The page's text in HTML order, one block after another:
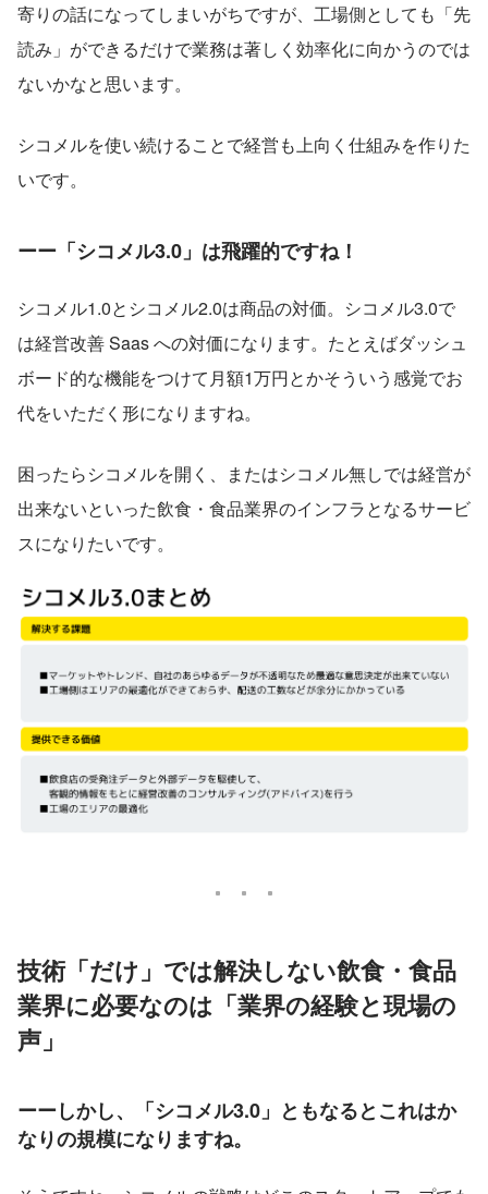
寄りの話になってしまいがちですが、工場側としても「先
読み」ができるだけで業務は著しく効率化に向かうのでは
ないかなと思います。
シコメルを使い続けることで経営も上向く仕組みを作りた
いです。
ーー「シコメル3.0」は飛躍的ですね！
シコメル1.0とシコメル2.0は商品の対価。シコメル3.0で
は経営改善 Saas への対価になります。たとえばダッシュ
ボード的な機能をつけて月額1万円とかそういう感覚でお
代をいただく形になりますね。
困ったらシコメルを開く、またはシコメル無しでは経営が
出来ないといった飲食・食品業界のインフラとなるサービ
スになりたいです。
技術「だけ」では解決しない飲食・食品
業界に必要なのは「業界の経験と現場の
声」
ーーしかし、「シコメル3.0」ともなるとこれはか
なりの規模になりますね。